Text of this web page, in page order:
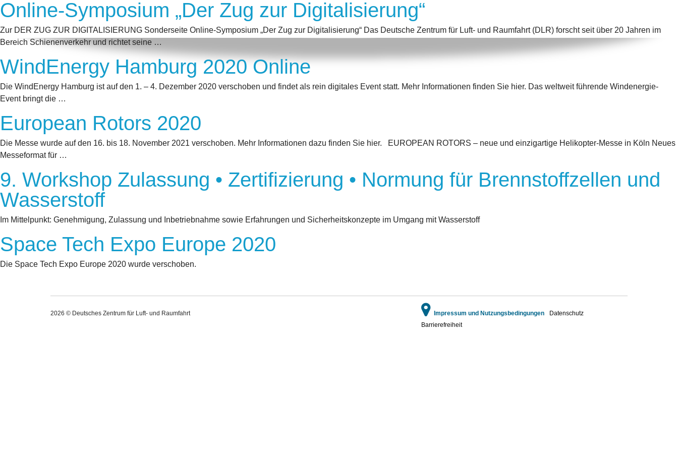
Online-Symposium „Der Zug zur Digitalisierung“
Zur DER ZUG ZUR DIGITALISIERUNG Sonderseite Online-Symposium „Der Zug zur Digitalisierung“ Das Deutsche Zentrum für Luft- und Raumfahrt (DLR) forscht seit über 20 Jahren im
Bereich Schienenverkehr und richtet seine …
WindEnergy Hamburg 2020 Online
Die WindEnergy Hamburg ist auf den 1. – 4. Dezember 2020 verschoben und findet als rein digitales Event statt. Mehr Informationen finden Sie hier. Das weltweit führende Windenergie-
Event bringt die …
European Rotors 2020
Die Messe wurde auf den 16. bis 18. November 2021 verschoben. Mehr Informationen dazu finden Sie hier. EUROPEAN ROTORS – neue und einzigartige Helikopter-Messe in Köln Neues
Messeformat für …
9. Workshop Zulassung • Zertifizierung • Normung für Brennstoffzellen und
Wasserstoff
Im Mittelpunkt: Genehmigung, Zulassung und Inbetriebnahme sowie Erfahrungen und Sicherheitskonzepte im Umgang mit Wasserstoff
Space Tech Expo Europe 2020
Die Space Tech Expo Europe 2020 wurde verschoben.
2026 © Deutsches Zentrum für Luft- und Raumfahrt Impressum und Nutzungsbedingungen
Datenschutz
Barrierefreiheit